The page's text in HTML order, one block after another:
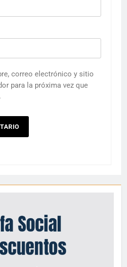
correo electrónico y sitio
para la próxima vez que